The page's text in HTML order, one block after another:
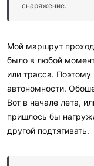
снаряжение.
Мой маршрут
было в любой
или трасса. Поэтому
автономности.
Вот в начале лета,
пришлось бы
другой подтягивать.